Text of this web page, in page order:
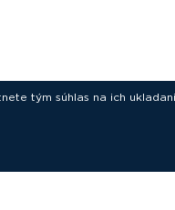
tým súhlas na ich